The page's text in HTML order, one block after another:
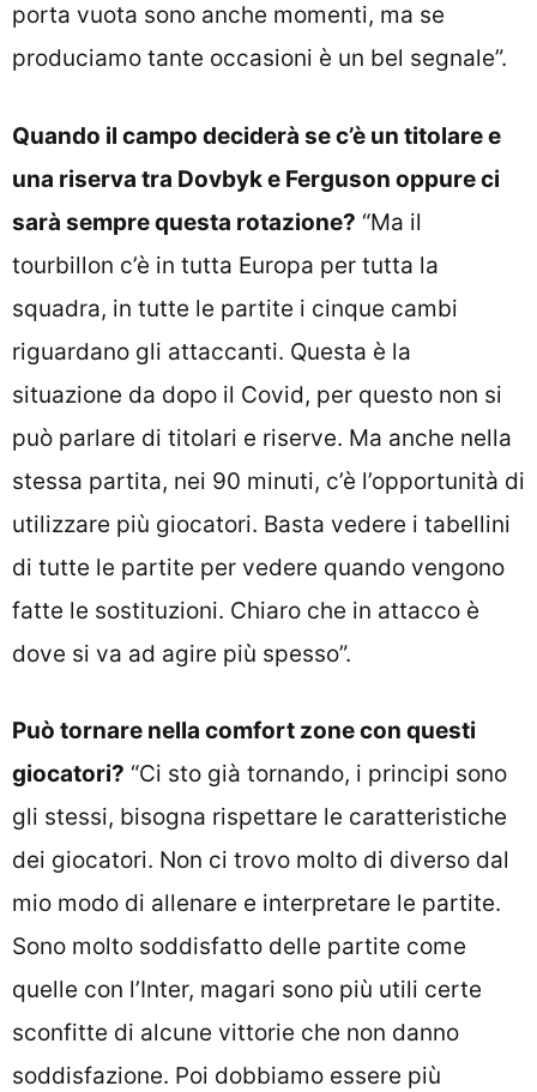
porta vuota sono anche momenti, ma se
produciamo tante occasioni è un bel segnale”.
Quando il campo deciderà se c’è un titolare e
una riserva tra Dovbyk e Ferguson oppure ci
sarà sempre questa rotazione? “Ma il
tourbillon c’è in tutta Europa per tutta la
squadra, in tutte le partite i cinque cambi
riguardano gli attaccanti. Questa è la
situazione da dopo il Covid, per questo non si
può parlare di titolari e riserve. Ma anche nella
stessa partita, nei 90 minuti, c’è l’opportunità di
utilizzare più giocatori. Basta vedere i tabellini
di tutte le partite per vedere quando vengono
fatte le sostituzioni. Chiaro che in attacco è
dove si va ad agire più spesso”.
Può tornare nella comfort zone con questi
giocatori? “Ci sto già tornando, i principi sono
gli stessi, bisogna rispettare le caratteristiche
dei giocatori. Non ci trovo molto di diverso dal
mio modo di allenare e interpretare le partite.
Sono molto soddisfatto delle partite come
quelle con l’Inter, magari sono più utili certe
sconfitte di alcune vittorie che non danno
soddisfazione. Poi dobbiamo essere più